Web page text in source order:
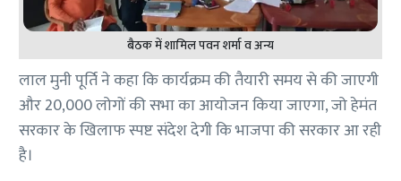
बैठक में शामिल पवन शर्मा व अन्य
लाल मुनी पूर्ति ने कहा कि कार्यक्रम की तैयारी समय से की जाएगी
और 20,000 लोगों की सभा का आयोजन किया जाएगा, जो हेमंत
सरकार के खिलाफ स्पष्ट संदेश देगी कि भाजपा की सरकार आ रही
है।